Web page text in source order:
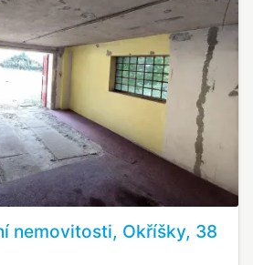
nemovitosti, Okříšky, 38